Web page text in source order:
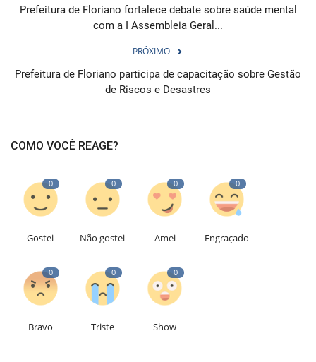
Prefeitura de Floriano fortalece debate sobre saúde mental
com a I Assembleia Geral...
PRÓXIMO
Prefeitura de Floriano participa de capacitação sobre Gestão
de Riscos e Desastres
COMO VOCÊ REAGE?
0
Gostei
0
Não gostei
0
Amei
0
Engraçado
0
Bravo
0
Triste
0
Show